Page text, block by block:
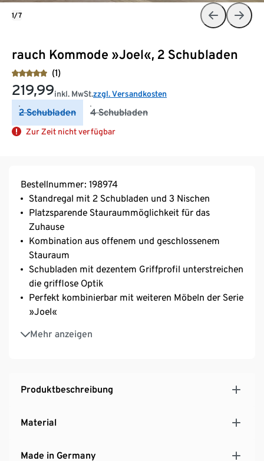
rauch Kommode »Joel«, 2 Schubladen
(1)
219,99inkl. MwSt.zzgl. Versandkosten
2 Schubladen 4 Schubladen
Zur Zeit nicht verfügbar
1/7
Bestellnummer: 198974
Standregal mit 2 Schubladen und 3 Nischen
Platzsparende Stauraummöglichkeit für das
Zuhause
Kombination aus offenem und geschlossenem
Stauraum
Schubladen mit dezentem Griffprofil unterstreichen
die grifflose Optik
Perfekt kombinierbar mit weiteren Möbeln der Serie
»Joel«
Mehr anzeigen
Nachhaltig gefertigt
MADE IN GERMANY
Produktbeschreibung
Material
Made in Germany